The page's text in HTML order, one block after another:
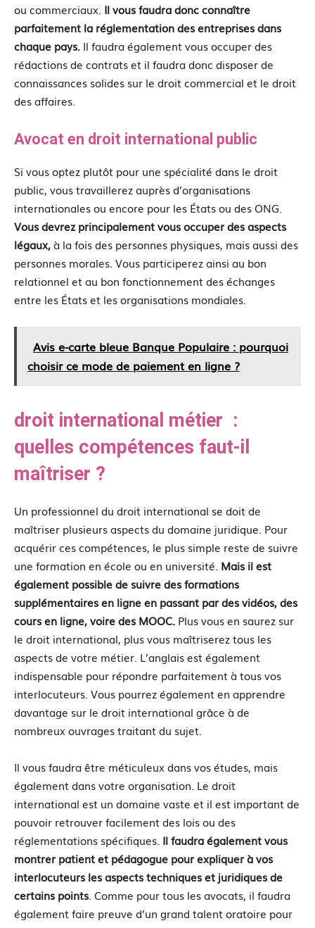
ou commerciaux. Il vous faudra donc connaître
parfaitement la réglementation des entreprises dans
chaque pays. Il faudra également vous occuper des
rédactions de contrats et il faudra donc disposer de
connaissances solides sur le droit commercial et le droit
des affaires.
Avocat en droit international public
Si vous optez plutôt pour une spécialité dans le droit
public, vous travaillerez auprès d’organisations
internationales ou encore pour les États ou des ONG.
Vous devrez principalement vous occuper des aspects
légaux,à la fois des personnes physiques, mais aussi des
personnes morales. Vous participerez ainsi au bon
relationnel et au bon fonctionnement des échanges
entre les États et les organisations mondiales.
Avis e-carte bleue Banque Populaire : pourquoi
choisir ce mode de paiement en ligne ?
droit international métier :
quelles compétences faut-il
maîtriser ?
Un professionnel du droit international se doit de
maîtriser plusieurs aspects du domaine juridique. Pour
acquérir ces compétences, le plus simple reste de suivre
une formation en école ou en université. Mais il est
également possible de suivre des formations
supplémentaires en ligne en passant par des vidéos, des
cours en ligne, voire des MOOC. Plus vous en saurez sur
le droit international, plus vous maîtriserez tous les
aspects de votre métier. L’anglais est également
indispensable pour répondre parfaitement à tous vos
interlocuteurs. Vous pourrez également en apprendre
davantage sur le droit international grâce à de
nombreux ouvrages traitant du sujet.
Il vous faudra être méticuleux dans vos études, mais
également dans votre organisation. Le droit
international est un domaine vaste et il est important de
pouvoir retrouver facilement des lois ou des
réglementations spécifiques. Il faudra également vous
montrer patient et pédagogue pour expliquer à vos
interlocuteurs les aspects techniques et juridiques de
certains points. Comme pour tous les avocats, il faudra
également faire preuve d’un grand talent oratoire pour